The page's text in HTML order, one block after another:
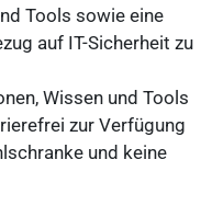
Tools sowie eine
auf IT-Sicherheit zu
Wissen und Tools
zur Verfügung
und keine